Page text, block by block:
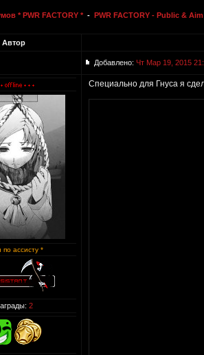
* PWR FACTORY * - PWR FACTORY - Public &
Автор
Добавлено: Чт Мар 19, 2015
по ассисту *
2
Специально для Гнуса я